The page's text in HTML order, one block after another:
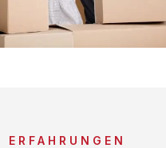
ERFAHRUNGEN